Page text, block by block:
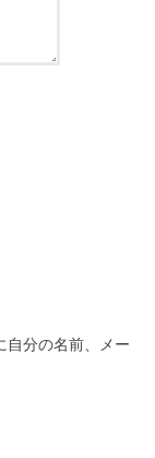
自分の名前、メー